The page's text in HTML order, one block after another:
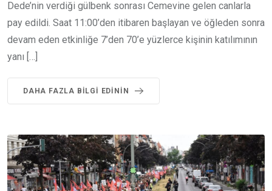
Dede’nin verdiği gülbenk sonrası Cemevine gelen canlarla
pay edildi. Saat 11:00’den itibaren başlayan ve öğleden sonra
devam eden etkinliğe 7’den 70’e yüzlerce kişinin katılımının
yanı […]
DAHA FAZLA BILGI EDININ